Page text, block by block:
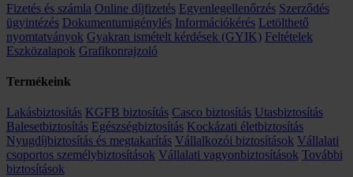
Fizetés és számla Online díjfizetés Egyenlegellenőrzés Szerződés
ügyintézés Dokumentumigénylés Információkérés Letölthető
nyomtatványok Gyakran ismételt kérdések (GYIK) Feltételek
Eszközalapok Grafikonrajzoló
Termékeink
Lakásbiztosítás KGFB biztosítás Casco biztosítás Utasbiztosítás
Balesetbiztosítás Egészségbiztosítás Kockázati életbiztosítás
Nyugdíjbiztosítás és megtakarítás Vállalkozói biztosítások Vállalati
csoportos személybiztosítások Vállalati vagyonbiztosítások További
biztosítások